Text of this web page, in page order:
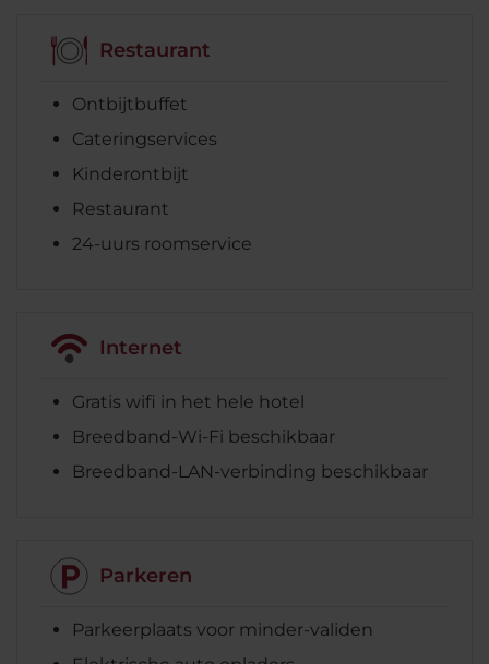
Restaurant
Ontbijtbuffet
Cateringservices
Kinderontbijt
Restaurant
24-uurs roomservice
Internet
Gratis wifi in het hele hotel
Breedband-Wi-Fi beschikbaar
Breedband-LAN-verbinding beschikbaar
Parkeren
Parkeerplaats voor minder-validen